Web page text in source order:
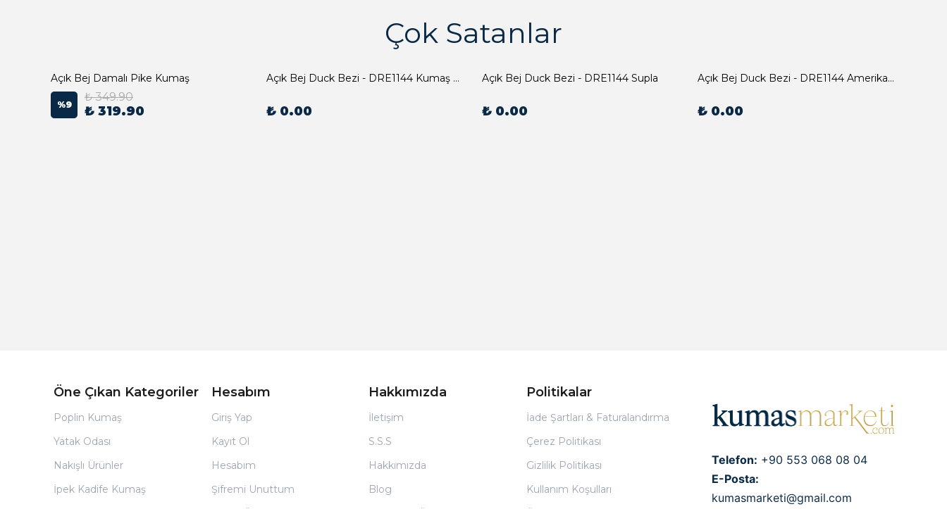
Çok Satanlar
Açık Bej Damalı Pike Kumaş
%9
₺ 349.90
₺ 319.90
Açık Bej Duck Bezi - DRE1144 Kumaş Peçete
₺ 0.00
Açık Bej Duck Bezi - DRE1144 Supla
₺ 0.00
Açık Bej Duck Bezi - DRE1144 Amerikan Servis
₺ 0.00
Öne Çıkan Kategoriler
Poplin Kumaş
Yatak Odası
Nakışlı Ürünler
İpek Kadife Kumaş
Hesabım
Giriş Yap
Kayıt Ol
Hesabım
Şifremi Unuttum
Hakkımızda
İletişim
S.S.S
Hakkımızda
Blog
Politikalar
İade Şartları & Faturalandırma
Çerez Politikası
Gizlilik Politikası
Kullanım Koşulları
Telefon: +90 553 068 08 04
E-Posta:
kumasmarketi@gmail.com